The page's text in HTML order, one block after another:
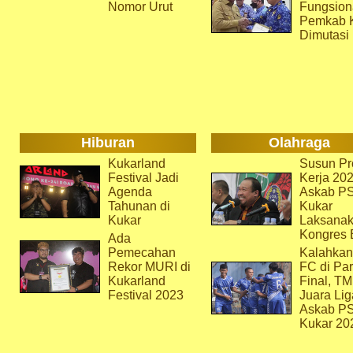
Nomor Urut
Pemkab
Dimutasi
Hiburan Olahraga
Kukarland
Festival Jadi
Agenda
Tahunan di
Kukar
Ada
Pemecahan
Rekor MURI di
Kukarland
Festival 2023
Susun
Kerja
Askab
Kukar
Kongres
FC di
Final,
Juara
Askab
Kukar